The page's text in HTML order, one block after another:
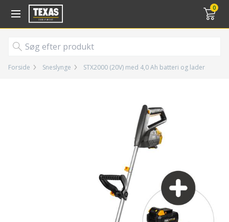
0
Gå til kurv (
Forside Sneslynge STX2000 (20V) med 4,0 Ah batteri og lader